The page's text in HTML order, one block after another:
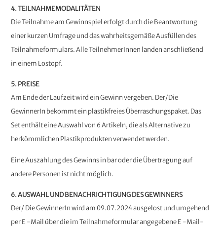
4. TEILNAHMEMODALITÄTEN
Die Teilnahme am Gewinnspiel erfolgt durch die Beantwortung
einer kurzen Umfrage und das wahrheitsgemäße Ausfüllen des
Teilnahmeformulars. Alle TeilnehmerInnen landen anschließend
in einem Lostopf.
5. PREISE
Am Ende der Laufzeit wird ein Gewinn vergeben. Der/Die
GewinnerIn bekommt ein plastikfreies Überraschungspaket. Das
Set enthält eine Auswahl von 6 Artikeln, die als Alternative zu
herkömmlichen Plastikprodukten verwendet werden.
Eine Auszahlung des Gewinns in bar oder die Übertragung auf
andere Personen ist nicht möglich.
6. AUSWAHL UND BENACHRICHTIGUNG DES GEWINNERS
Der/ Die GewinnerIn wird am 09.07.2024 ausgelost und umgehend
per E ‐Mail über die im Teilnahmeformular angegebene E ‐Mail‐